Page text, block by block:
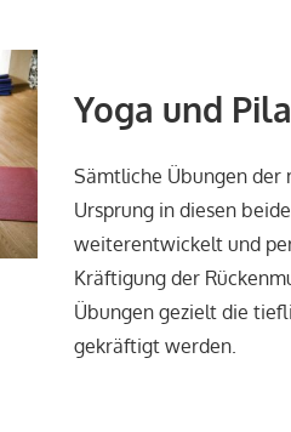
Yoga und
Sämtliche Übungen der
Ursprung in diesen
weiterentwickelt und
Kräftigung der
Übungen gezielt die
gekräftigt werden.